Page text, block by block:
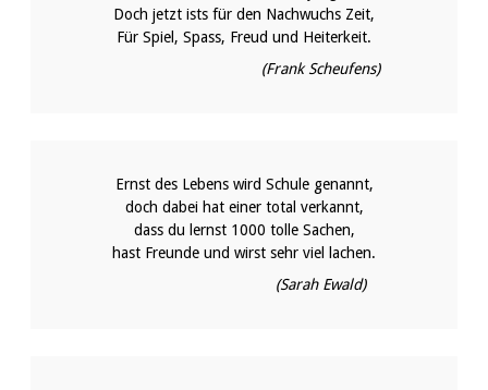
Doch jetzt ists für den Nachwuchs Zeit,
Für Spiel, Spass, Freud und Heiterkeit.
(Frank Scheufens)
Ernst des Lebens wird Schule genannt,
doch dabei hat einer total verkannt,
dass du lernst 1000 tolle Sachen,
hast Freunde und wirst sehr viel lachen.
(Sarah Ewald)